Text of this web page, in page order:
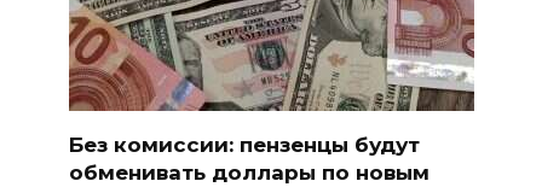
Без комиссии: пензенцы будут
обменивать доллары по новым